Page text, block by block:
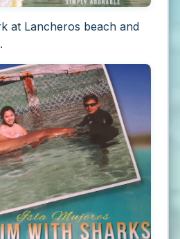
at Lancheros beach and